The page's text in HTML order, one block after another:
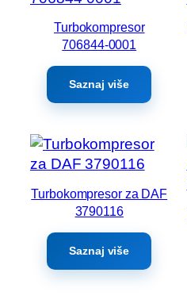
Turbokompresor
706844-0001
Saznaj više
Turbokompresor za DAF
3790116
Saznaj više